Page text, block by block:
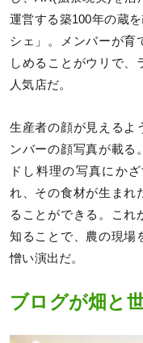
運営する築100年の蔵
シェ」。メンバーが育
しめることがウリで
人気店だ。
生産者の顔が見えるよ
ンバーの顔写真が載る
ドし料理の写真にか
れ、その食材が生まれ
ることができる。これ
知ることで、農の現場
憎い演出だ。
ブログが畑と